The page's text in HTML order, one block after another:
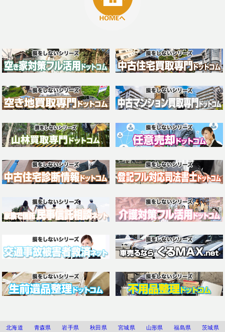
北海道 青森県 岩手県 秋田県 宮城県 山形県 福島県 茨城県